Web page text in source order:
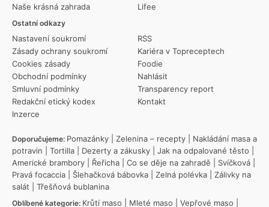
Naše krásná zahrada
Ostatní odkazy
Nastavení soukromí
Zásady ochrany soukromí
Cookies zásady
Obchodní podmínky
Smluvní podmínky
Redakční etický kodex
Inzerce
RSS
Kariéra v Topreceptech
Foodie
Nahlásit
Transparency report
Kontakt
Lifee
Doporučujeme: Pomazánky Zelenina – recepty
Nakládání masa a
potravin
Tortilla Dezerty a zákusky Jak na odpalované těsto
Americké brambory
Řeřicha Co se děje na zahradě Svíčková
Pravá focaccia
Šlehačková bábovka Zelná polévka
Zálivky na
salát
Třešňová bublanina
Oblíbené kategorie: Krůtí maso Mleté maso Vepřové maso